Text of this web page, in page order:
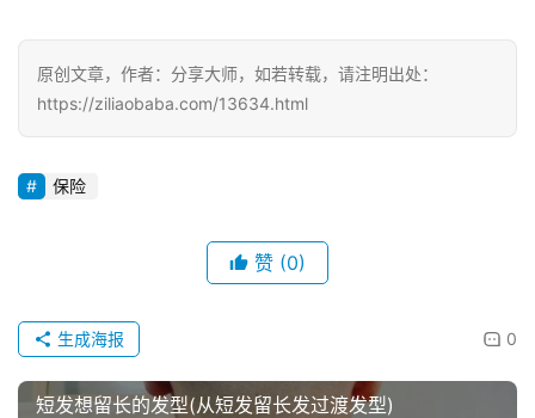
原创文章，作者：分享大师，如若转载，请注明出处：
https://ziliaobaba.com/13634.html
保险
赞 (0)
0
生成海报
短发想留长的发型(从短发留长发过渡发型)